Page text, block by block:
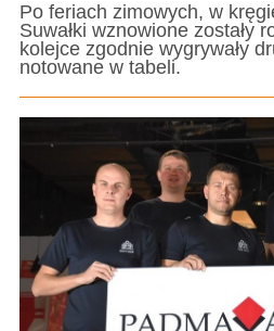
Po feriach zimowych, w
Suwałki wznowione zostały
kolejce zgodnie wygrywały
notowane w tabeli.